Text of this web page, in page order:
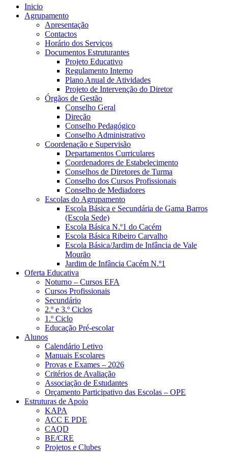
Inicio
Agrupamento
Apresentação
Contactos
Horário dos Serviços
Documentos Estruturantes
Projeto Educativo
Regulamento Interno
Plano Anual de Atividades
Projeto de Intervenção do Diretor
Órgãos de Gestão
Conselho Geral
Direção
Conselho Pedagógico
Conselho Administrativo
Coordenação e Supervisão
Departamentos Curriculares
Coordenadores de Estabelecimento
Conselhos de Diretores de Turma
Conselho dos Cursos Profissionais
Conselho de Mediadores
Escolas do Agrupamento
Escola Básica e Secundária de Gama Barros
(Escola Sede)
Escola Básica N.º1 do Cacém
Escola Básica Ribeiro Carvalho
Escola Básica/Jardim de Infância de Vale
Mourão
Jardim de Infância Cacém N.º1
Oferta Educativa
Noturno – Cursos EFA
Cursos Profissionais
Secundário
2.º e 3.º Ciclos
1.º Ciclo
Educação Pré-escolar
Alunos
Calendário Letivo
Manuais Escolares
Provas e Exames – 2026
Critérios de Avaliação
Associação de Estudantes
Orçamento Participativo das Escolas – OPE
Estruturas de Apoio
KAPA
ACC E PDE
CAQD
BE/CRE
Projetos e Clubes